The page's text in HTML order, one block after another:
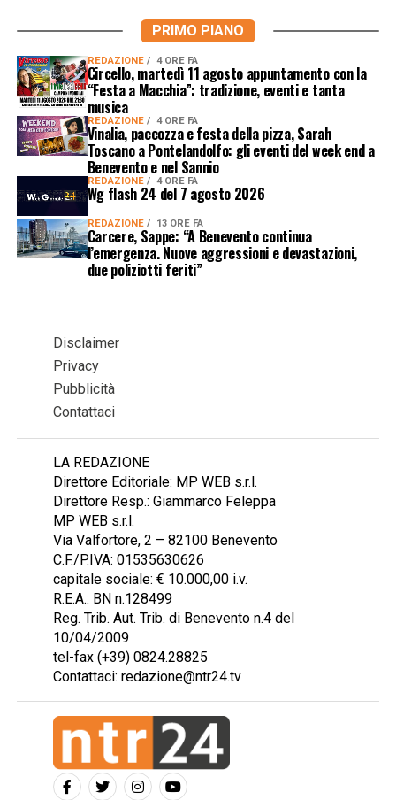
PRIMO PIANO
REDAZIONE 4 ORE FA
Circello, martedì 11 agosto appuntamento con la
“Festa a Macchia”: tradizione, eventi e tanta
musica
REDAZIONE 4 ORE FA
Vinalia, paccozza e festa della pizza, Sarah
Toscano a Pontelandolfo: gli eventi del week end a
Benevento e nel Sannio
REDAZIONE 4 ORE FA
Wg flash 24 del 7 agosto 2026
REDAZIONE 13 ORE FA
Carcere, Sappe: “A Benevento continua
l’emergenza. Nuove aggressioni e devastazioni,
due poliziotti feriti”
Disclaimer
Privacy
Pubblicità
Contattaci
LA REDAZIONE
Direttore Editoriale: MP WEB s.r.l.
Direttore Resp.: Giammarco Feleppa
MP WEB s.r.l.
Via Valfortore, 2 – 82100 Benevento
C.F./P.IVA: 01535630626
capitale sociale: € 10.000,00 i.v.
R.E.A.: BN n.128499
Reg. Trib. Aut. Trib. di Benevento n.4 del
10/04/2009
tel-fax (+39) 0824.28825
Contattaci: redazione@ntr24.tv